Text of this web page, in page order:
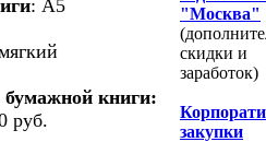
: А5
книги:
руб.
"Москва"
скидки и
заработок)
закупки